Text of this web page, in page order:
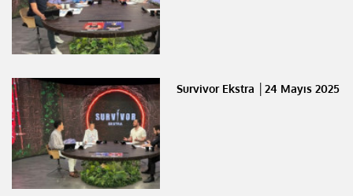
Survivor Ekstra │24 Mayıs 2025